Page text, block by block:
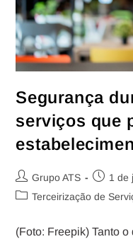
Segurança
serviços que
Grupo ATS
1 de
Terceirização de
(Foto: Freepik) Tanto